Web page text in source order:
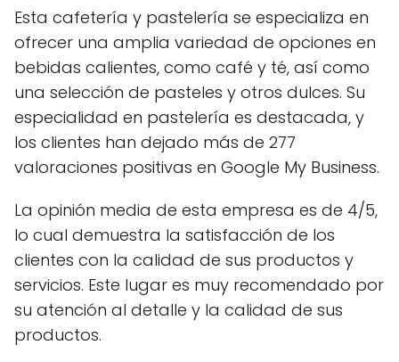
Esta cafetería y pastelería se especializa en
ofrecer una amplia variedad de opciones en
bebidas calientes, como café y té, así como
una selección de pasteles y otros dulces. Su
especialidad en pastelería es destacada, y
los clientes han dejado más de 277
valoraciones positivas en Google My Business.
La opinión media de esta empresa es de 4/5,
lo cual demuestra la satisfacción de los
clientes con la calidad de sus productos y
servicios. Este lugar es muy recomendado por
su atención al detalle y la calidad de sus
productos.